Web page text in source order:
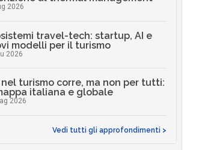
2026
travel-tech: startup, AI e
modelli per il turismo
2026
nel turismo corre, ma non per tutti:
italiana e globale
2026
Vedi tutti gli approfondimenti >